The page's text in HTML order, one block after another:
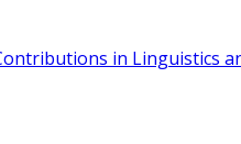
in Linguistics